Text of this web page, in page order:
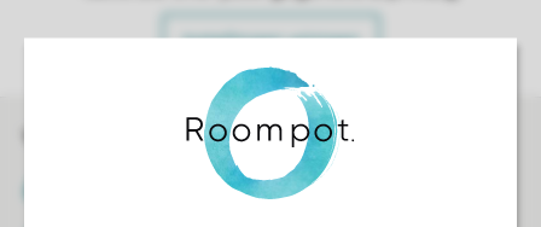
Instellingen wijzigen
Veilig en snel online boeken